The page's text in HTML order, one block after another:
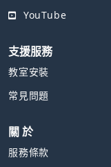
YouTube
支援服務
教室安裝
常見問題
關 於
服務條款